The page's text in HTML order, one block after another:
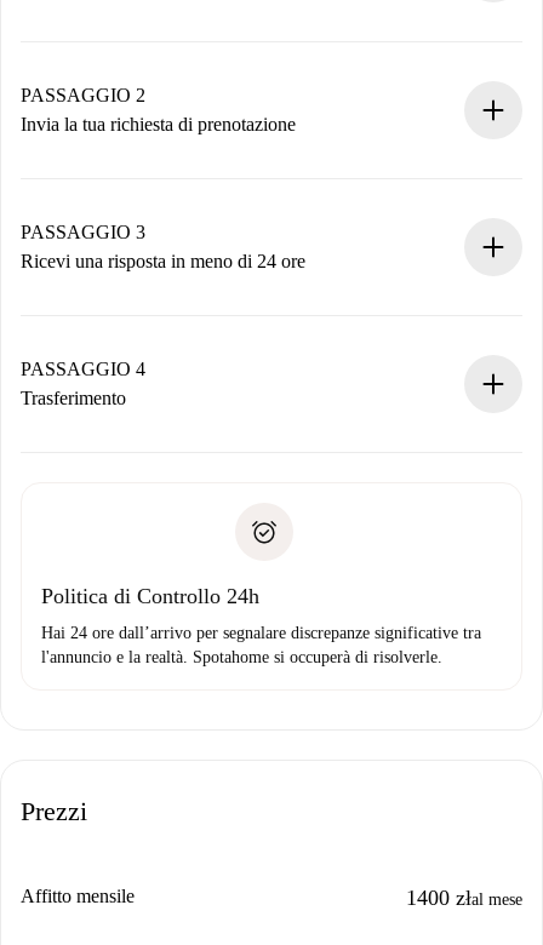
Hai tutte le informazioni necessarie in anticipo.
PASSAGGIO 2
Invia la tua richiesta di prenotazione
non accetta.
PASSAGGIO 3
Ricevi una risposta in meno di 24 ore
contatto con il proprietario.
Se rifiutata: non ti addebiteremo nulla e ti proporremo
Domiciliazione del pagamento
PASSAGGIO 4
Trasferimento
solo se non segnali problemi.
Politica di Controllo 24h
Hai 24 ore dall’arrivo per segnalare discrepanze significative tra
l'annuncio e la realtà. Spotahome si occuperà di risolverle.
Prezzi
Affitto mensile 1400 złal mese